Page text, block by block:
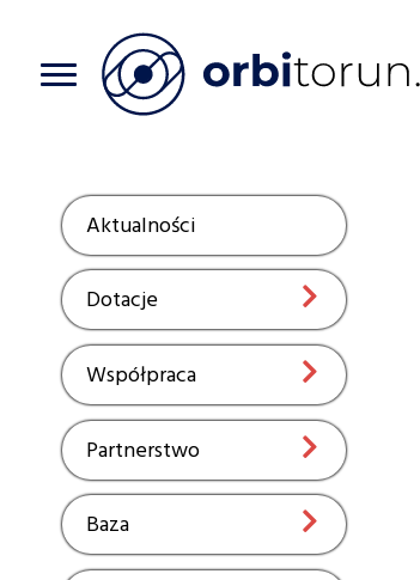
Aktualności Show
Dotacje Show
Współpraca Show
Partnerstwo Show
Baza Show